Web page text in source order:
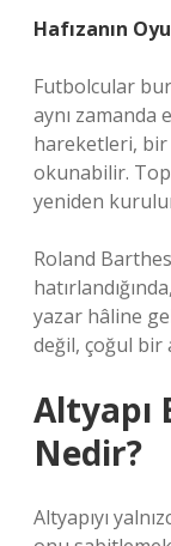
Hafızanın
Futbolcular
aynı zamanda
hareketleri,
okunabilir.
yeniden
Roland
yazar hâline
değil, çoğul bir
Altyapı
Nedir?
Altyapıyı